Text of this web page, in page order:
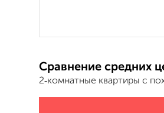
Сравнение средних
2‑комнатные квартиры с